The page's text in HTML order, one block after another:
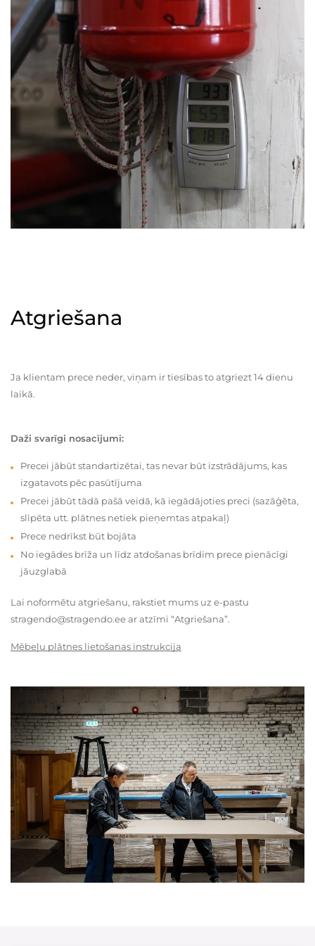
Atgriešana
Ja klientam prece neder, viņam ir tiesības to atgriezt 14 dienu
laikā.
Daži svarīgi nosacījumi:
Precei jābūt standartizētai, tas nevar būt izstrādājums, kas
izgatavots pēc pasūtījuma
Precei jābūt tādā pašā veidā, kā iegādājoties preci (sazāģēta,
slīpēta utt. plātnes netiek pieņemtas atpakaļ)
Prece nedrīkst būt bojāta
No iegādes brīža un līdz atdošanas brīdim prece pienācīgi
jāuzglabā
Lai noformētu atgriešanu, rakstiet mums uz e-pastu
stragendo@stragendo.ee ar atzīmi “Atgriešana”.
Mēbeļu plātnes lietošanas instrukcija